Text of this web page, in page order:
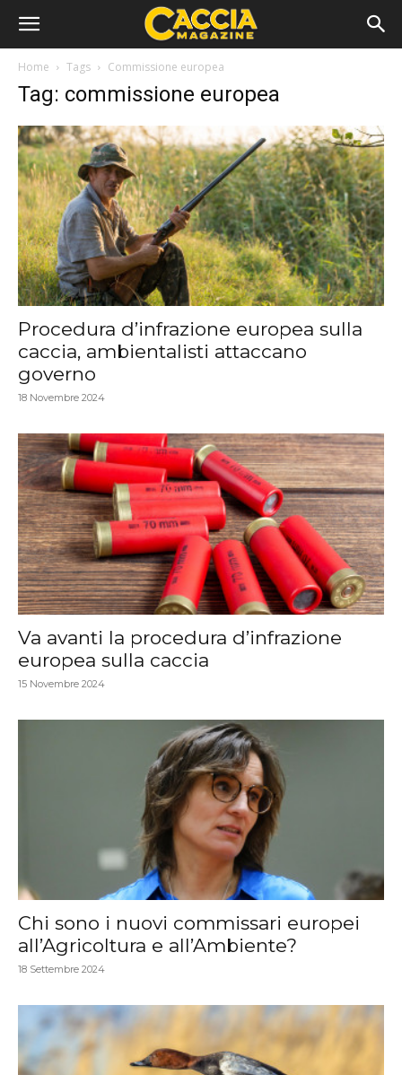
Home Tags Commissione europea
Tag: commissione europea
Procedura d’infrazione europea sulla
caccia, ambientalisti attaccano
governo
18 Novembre 2024
Va avanti la procedura d’infrazione
europea sulla caccia
15 Novembre 2024
Chi sono i nuovi commissari europei
all’Agricoltura e all’Ambiente?
18 Settembre 2024